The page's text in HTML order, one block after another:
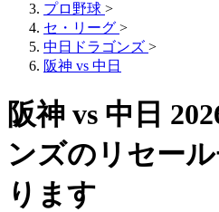
プロ野球 >
セ・リーグ >
中日ドラゴンズ >
阪神 vs 中日
阪神 vs 中日
ンズのリセー
ります